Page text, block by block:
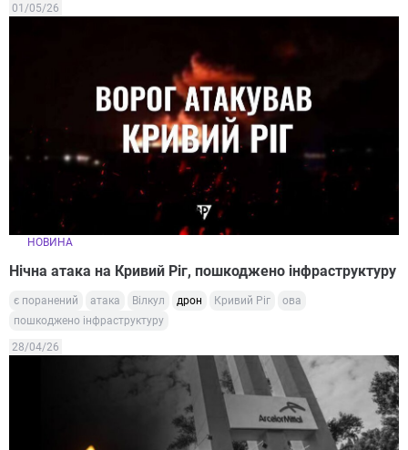
01/05/26
НОВИНА
Нічна атака на Кривий Ріг, пошкоджено інфраструктуру
є поранений атака Вілкул дрон Кривий Ріг
ова
пошкоджено інфраструктуру
28/04/26